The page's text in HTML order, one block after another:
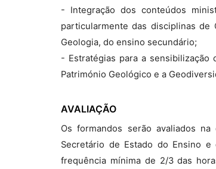
- Integração dos conteúdos
particularmente das disciplinas
Geologia, do ensino secundário;
- Estratégias para a
Património Geológico e a
AVALIAÇÃO
Os formandos serão avaliados
Secretário de Estado do Ensino e
frequência mínima de 2/3 das